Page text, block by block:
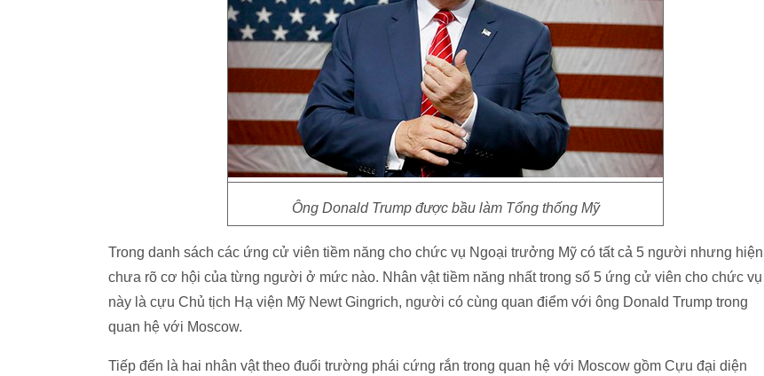
Ông Donald Trump được bầu làm Tổng thống Mỹ
Trong danh sách các ứng cử viên tiềm năng cho chức vụ Ngoại trưởng Mỹ có tất cả 5 người nhưng hiện
chưa rõ cơ hội của từng người ở mức nào. Nhân vật tiềm năng nhất trong số 5 ứng cử viên cho chức vụ
này là cựu Chủ tịch Hạ viện Mỹ Newt Gingrich, người có cùng quan điểm với ông Donald Trump trong
quan hệ với Moscow.
Tiếp đến là hai nhân vật theo đuổi trường phái cứng rắn trong quan hệ với Moscow gồm Cựu đại diện